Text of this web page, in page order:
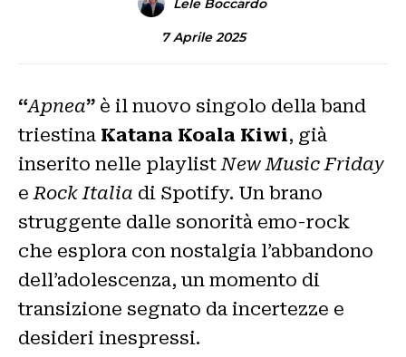
Lele Boccardo
7 Aprile 2025
“Apnea” è il nuovo singolo della band
triestina Katana Koala Kiwi, già
inserito nelle playlistNew Music Friday
eRock Italia di Spotify. Un brano
struggente dalle sonorità emo-rock
che esplora con nostalgia l’abbandono
dell’adolescenza, un momento di
transizione segnato da incertezze e
desideri inespressi.